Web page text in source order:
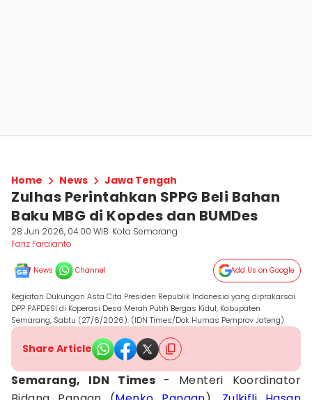
Home News Jawa Tengah
Zulhas Perintahkan SPPG Beli Bahan
Baku MBG di Kopdes dan BUMDes
28 Jun 2026, 04:00 WIB Kota Semarang
Fariz Fardianto
News Channel Add Us on Google
Kegiatan Dukungan Asta Cita Presiden Republik Indonesia yang diprakarsai
DPP PAPDESI di Koperasi Desa Merah Putih Bergas Kidul, Kabupaten
Semarang, Sabtu (27/6/2026). (IDN Times/Dok Humas Pemprov Jateng)
Share Article
Semarang, IDN Times - Menteri Koordinator